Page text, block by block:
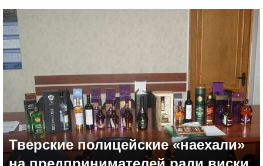
Тверские полицейские «наехали»